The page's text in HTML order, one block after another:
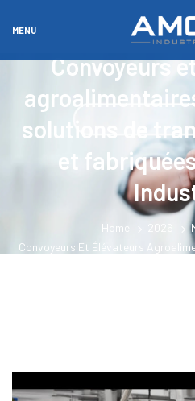
MENU
Convoyeurs
solutions de
et
Home
Convoyeurs Et Élévateurs